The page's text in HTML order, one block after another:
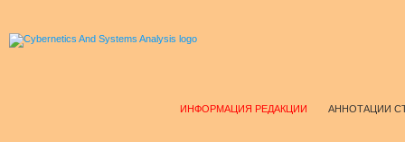
ИНФОРМАЦИЯ РЕДАКЦИИ АННОТАЦИИ